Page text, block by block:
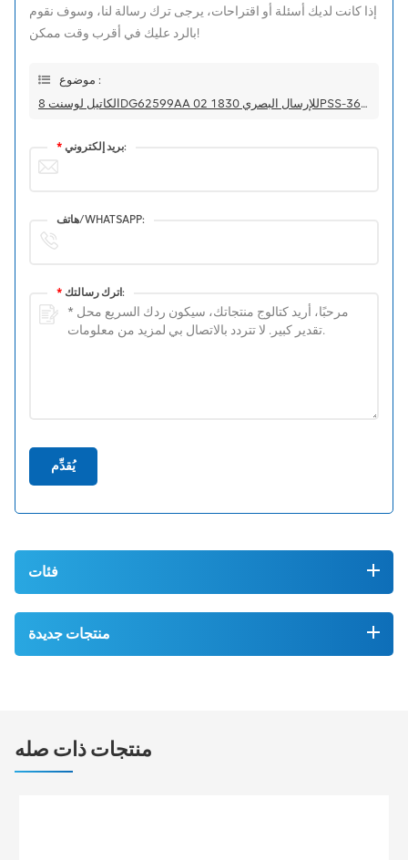
إذا كانت لديك أسئلة أو اقتراحات، يرجى ترك رسالة لنا، وسوف نقوم
بالرد عليك في أقرب وقت ممكن!
موضوع :
الكاتيل لوسنت 8DG62599AA 02 للإرسال البصري 1830PSS-36/64 8DG62599AA 02
* بريد إلكتروني:
هاتف/WHATSAPP:
* اترك رسالتك:
يُقدِّم
فئات
منتجات جديدة
منتجات ذات صله